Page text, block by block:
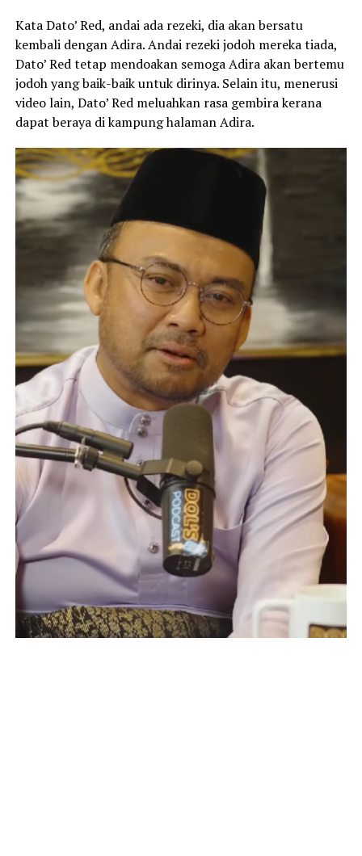
Kata Dato’ Red, andai ada rezeki, dia akan bersatu
kembali dengan Adira. Andai rezeki jodoh mereka tiada,
Dato’ Red tetap mendoakan semoga Adira akan bertemu
jodoh yang baik-baik untuk dirinya. Selain itu, menerusi
video lain, Dato’ Red meluahkan rasa gembira kerana
dapat beraya di kampung halaman Adira.